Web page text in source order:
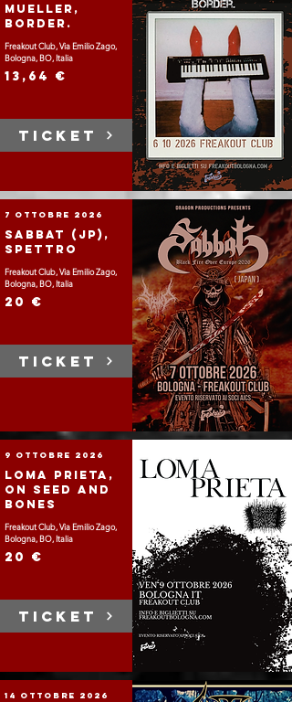
Mueller,
Border.
Freakout Club, Via Emilio Zago,
Bologna, BO, Italia
13,64 €
TICKET
7 ottobre 2026
Sabbat (JP),
Spettro
Freakout Club, Via Emilio Zago,
Bologna, BO, Italia
20 €
TICKET
9 ottobre 2026
Loma Prieta,
On Seed And
Bones
Freakout Club, Via Emilio Zago,
Bologna, BO, Italia
20 €
TICKET
14 ottobre 2026